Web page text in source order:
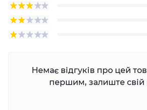
Немає відгуків про цей
першим, залиште свій